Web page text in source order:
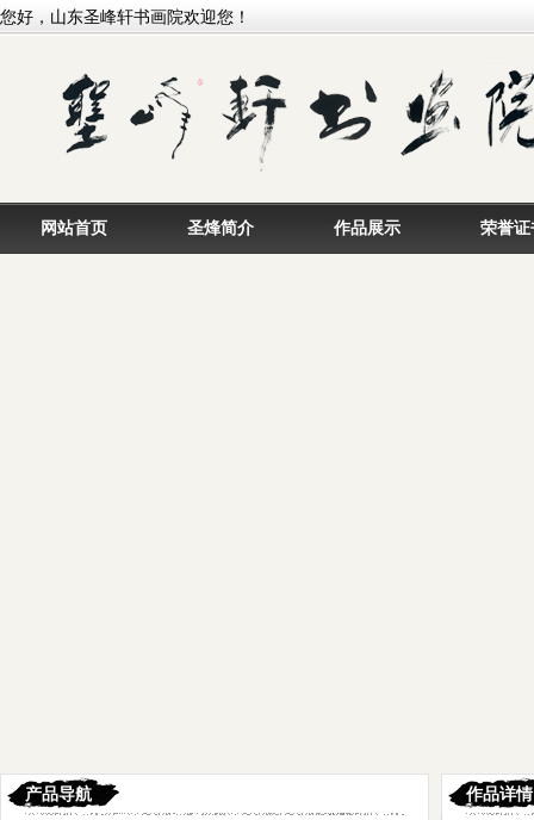
您好，山东圣峰轩书画院欢迎您！
网站首页 圣烽简介 作品展示 荣誉证
产品导航 作品详情